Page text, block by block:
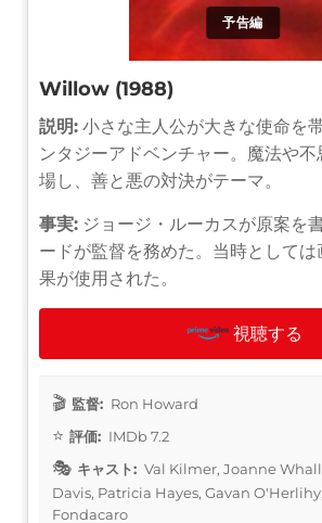
予告編
Willow (1988)
説明: 小さな主人公が大きな使命を
ンタジーアドベンチャー。魔法や
場し、善と悪の対決がテーマ。
事実: ジョージ・ルーカスが原案を
ードが監督を務めた。当時として
果が使用された。
視聴する
監督: Ron Howard
評価: IMDb 7.2
キャスト: Val Kilmer, Joanne
Davis, Patricia Hayes, Gavan
Fondacaro